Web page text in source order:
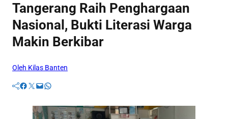
Tangerang Raih Penghargaan
Nasional, Bukti Literasi Warga
Makin Berkibar
Oleh Kilas Banten
Facebook Twitter Mail WhatsApp